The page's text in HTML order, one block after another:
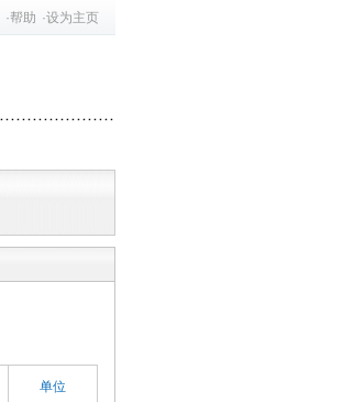
·帮助 ·设为主页
单位